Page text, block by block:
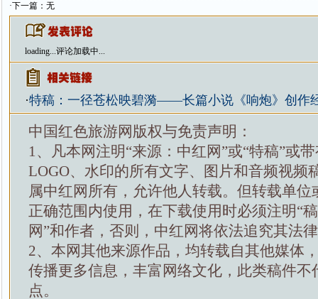
·下一篇：无
loading...评论加载中...
·特稿：一径苍松映碧漪——长篇小说《响炮》创作
中国红色旅游网版权与免责声明：
1、凡本网注明“来源：中红网”或“特稿”或
LOGO、水印的所有文字、图片和音频视频
属中红网所有，允许他人转载。但转载单位
正确范围内使用，在下载使用时必须注明“
网”和作者，否则，中红网将依法追究其法
2、本网其他来源作品，均转载自其他媒体
传播更多信息，丰富网络文化，此类稿件不
点。